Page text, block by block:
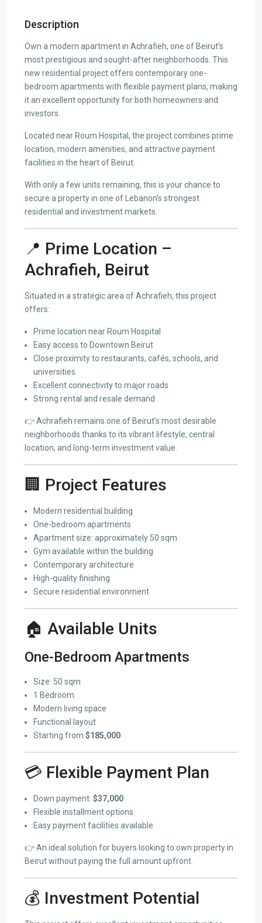
Description
Own a modern apartment in Achrafieh, one of Beirut’s
most prestigious and sought-after neighborhoods. This
new residential project offers contemporary one-
bedroom apartments with flexible payment plans, making
it an excellent opportunity for both homeowners and
investors.
Located near Roum Hospital, the project combines prime
location, modern amenities, and attractive payment
facilities in the heart of Beirut.
With only a few units remaining, this is your chance to
secure a property in one of Lebanon’s strongest
residential and investment markets.
📍 Prime Location –
Achrafieh, Beirut
Situated in a strategic area of Achrafieh, this project
offers:
Prime location near Roum Hospital
Easy access to Downtown Beirut
Close proximity to restaurants, cafés, schools, and
universities
Excellent connectivity to major roads
Strong rental and resale demand
👉 Achrafieh remains one of Beirut’s most desirable
neighborhoods thanks to its vibrant lifestyle, central
location, and long-term investment value.
🏢 Project Features
Modern residential building
One-bedroom apartments
Apartment size: approximately 50 sqm
Gym available within the building
Contemporary architecture
High-quality finishing
Secure residential environment
🏠 Available Units
One-Bedroom Apartments
Size: 50 sqm
1 Bedroom
Modern living space
Functional layout
Starting from $185,000
💳 Flexible Payment Plan
Down payment: $37,000
Flexible installment options
Easy payment facilities available
👉 An ideal solution for buyers looking to own property in
Beirut without paying the full amount upfront.
💰 Investment Potential